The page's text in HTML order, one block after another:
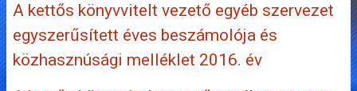
A kettős könyvvitelt vezető egyéb szervezet
egyszerűsített éves beszámolója és
közhasznúsági melléklet 2016. év